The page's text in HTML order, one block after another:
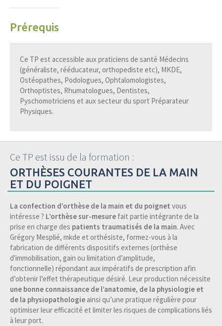
Prérequis
Ce TP est accessible aux praticiens de santé Médecins
(généraliste, rééducateur, orthopediste etc), MKDE,
Ostéopathes, Podologues, Ophtalomologistes,
Orthoptistes, Rhumatologues, Dentistes,
Pyschomotriciens et aux secteur du sport Préparateur
Physiques.
Ce TP est issu de la formation :
ORTHÈSES COURANTES DE LA MAIN
ET DU POIGNET
La confection d’orthèse de la main et du poignet vous
intéresse ? L’orthèse sur-mesure fait partie intégrante de la
prise en charge des patients traumatisés de la main. Avec
Grégory Mesplié, mkde et orthésiste, formez-vous à la
fabrication de différents dispositifs externes (orthèse
d'immobilisation, gain ou limitation d’amplitude,
fonctionnelle) répondant aux impératifs de prescription afin
d’obtenir l’effet thérapeutique désiré. Leur production nécessite
une bonne connaissance de l’anatomie, de la physiologie et
de la physiopathologie ainsi qu’une pratique régulière pour
optimiser leur efficacité et limiter les risques de complications liés
à leur port.